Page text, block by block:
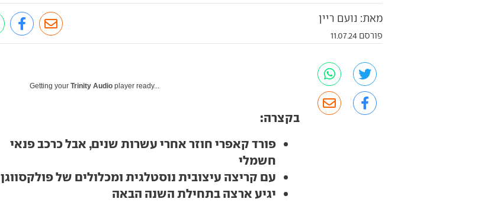
מאת: נועם ריין
פורסם 11.07.24
Getting yourTrinity Audio player ready...
בקצרה:
פורד קאפרי חוזר אחרי עשרות שנים, אבל כרכב פנאי
חשמלי
עם קריצה עיצובית נוסטלגית ומכלולים של פולקסווגן
יגיע ארצה בתחילת השנה הבאה